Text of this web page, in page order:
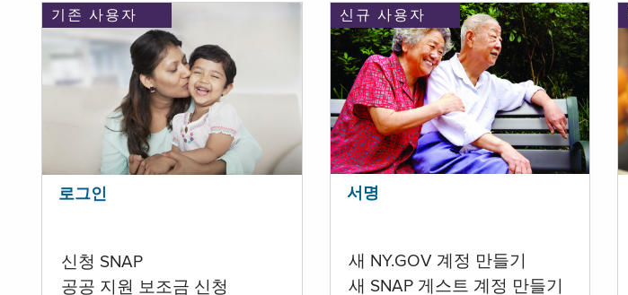
기존 사용자
로그인
신청 SNAP
공공 지원 보조금 신청
신규 사용자
서명
새 NY.GOV 계정 만들기
새 SNAP 게스트 계정 만들기